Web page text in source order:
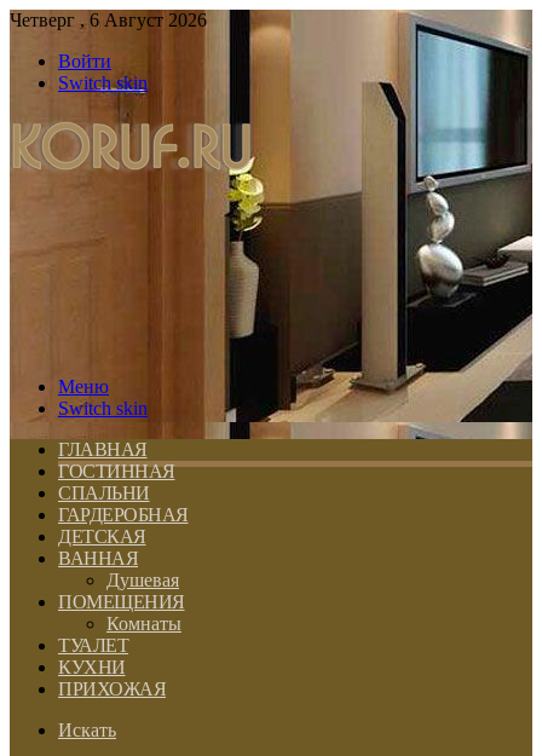
Четверг , 6 Август 2026
Войти
Switch skin
Меню
Switch skin
ГЛАВНАЯ
ГОСТИННАЯ
СПАЛЬНИ
ГАРДЕРОБНАЯ
ДЕТСКАЯ
ВАННАЯ
Душевая
ПОМЕЩЕНИЯ
Комнаты
ТУАЛЕТ
КУХНИ
ПРИХОЖАЯ
Искать